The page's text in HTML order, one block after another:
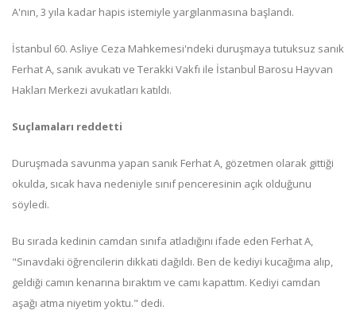
A'nın, 3 yıla kadar hapis istemiyle yargılanmasına başlandı.
İstanbul 60. Asliye Ceza Mahkemesi'ndeki duruşmaya tutuksuz sanık
Ferhat A, sanık avukatı ve Terakki Vakfı ile İstanbul Barosu Hayvan
Hakları Merkezi avukatları katıldı.
Suçlamaları reddetti
Duruşmada savunma yapan sanık Ferhat A, gözetmen olarak gittiği
okulda, sıcak hava nedeniyle sınıf penceresinin açık olduğunu
söyledi.
Bu sırada kedinin camdan sınıfa atladığını ifade eden Ferhat A,
"Sınavdaki öğrencilerin dikkati dağıldı. Ben de kediyi kucağıma alıp,
geldiği camın kenarına bıraktım ve camı kapattım. Kediyi camdan
aşağı atma niyetim yoktu." dedi.